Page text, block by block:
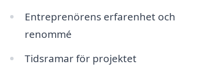
Entreprenörens erfarenhet och
renommé
Tidsramar för projektet